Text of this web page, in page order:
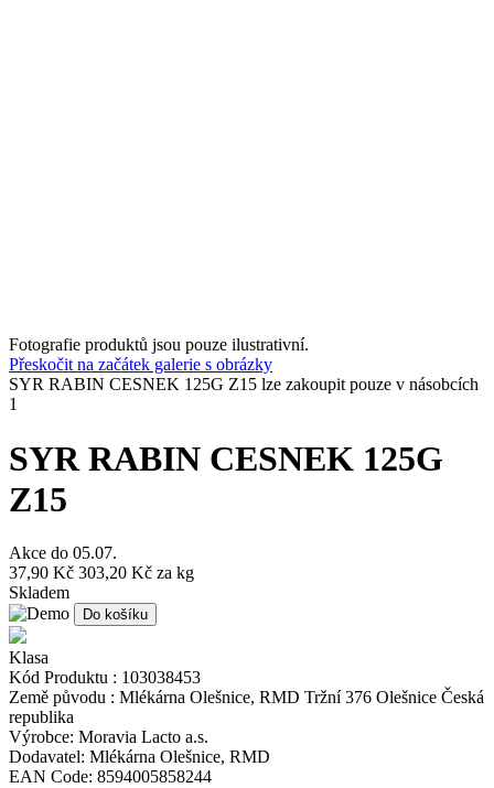
Fotografie produktů jsou pouze ilustrativní.
Přeskočit na začátek galerie s obrázky
SYR RABIN CESNEK 125G Z15 lze zakoupit pouze v násobcích
1
SYR RABIN CESNEK 125G
Z15
Akce do 05.07.
37,90 Kč 303,20 Kč za kg
Skladem
Do košíku
Klasa
Kód Produktu : 103038453
Země původu : Mlékárna Olešnice, RMD Tržní 376 Olešnice Česká
republika
Výrobce: Moravia Lacto a.s.
Dodavatel: Mlékárna Olešnice, RMD
EAN Code: 8594005858244